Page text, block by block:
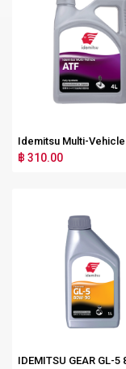
Idemitsu Multi-Vehicle
฿ 310.00
IDEMITSU GEAR GL-5